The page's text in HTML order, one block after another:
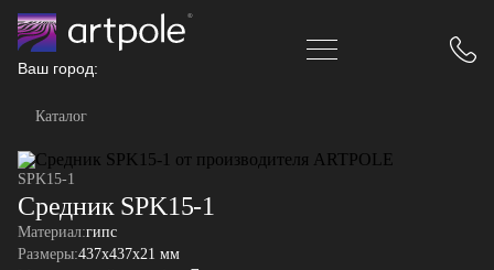
Ваш город:
Каталог
SPK15-1
Средник SPK15-1
Материал:гипс
Размеры:437x437x21 мм